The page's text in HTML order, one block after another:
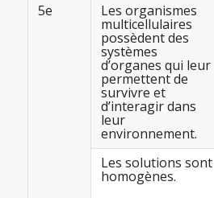
5e
Les organismes
multicellulaires
possèdent des
systèmes
d’organes qui leur
permettent de
survivre et
d’interagir dans
leur
environnement.
Les solutions sont
homogènes.